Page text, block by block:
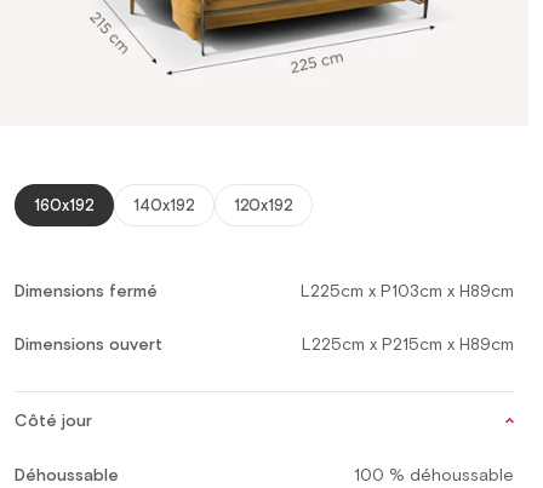
160x192 140x192 120x192
Dimensions fermé L225cm x P103cm x H89cm
Dimensions ouvert L225cm x P215cm x H89cm
Côté jour
Déhoussable 100 % déhoussable